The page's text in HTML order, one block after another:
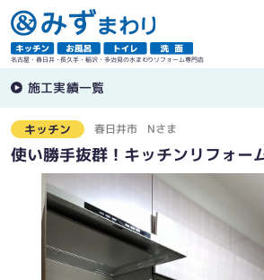
名古屋・春日井・長久手・稲沢・多治見の水まわりリフォーム専門店
施工実績一覧
キッチン 春日井市 Nさま
使い勝手抜群！キッチンリフォー